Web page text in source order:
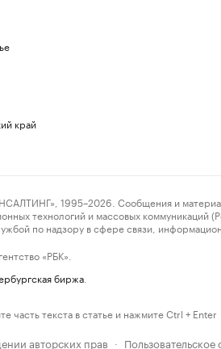
край
1995–2026. Сообщения и материалы
технологий и массовых
по надзору в сфере связи,
«РБК».
биржа
часть текста в статье и нажмите Ctrl + Enter
авторских прав ·